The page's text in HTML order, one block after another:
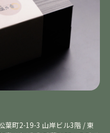
葉町2-19-3 山岸ビル3階 / 東